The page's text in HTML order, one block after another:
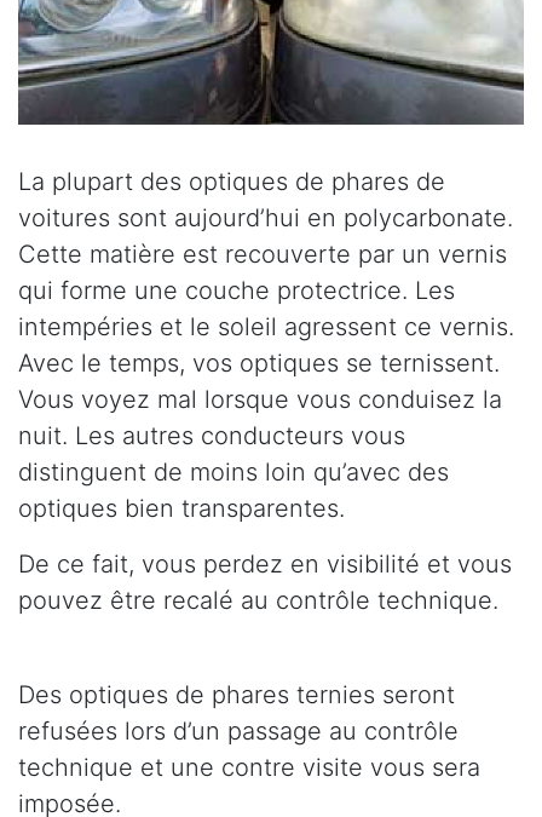
La plupart des optiques de phares de
voitures sont aujourd’hui en polycarbonate.
Cette matière est recouverte par un vernis
qui forme une couche protectrice. Les
intempéries et le soleil agressent ce vernis.
Avec le temps, vos optiques se ternissent.
Vous voyez mal lorsque vous conduisez la
nuit. Les autres conducteurs vous
distinguent de moins loin qu’avec des
optiques bien transparentes.
De ce fait, vous perdez en visibilité et vous
pouvez être recalé au contrôle technique.
Des optiques de phares ternies seront
refusées lors d’un passage au contrôle
technique et une contre visite vous sera
imposée.